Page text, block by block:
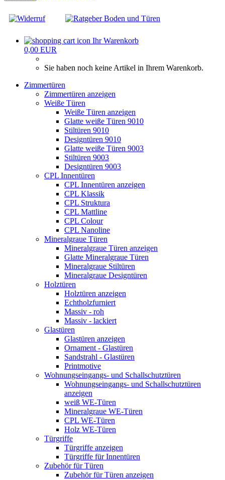
Ihr Warenkorb
0,00 EUR
Sie haben noch keine Artikel in Ihrem Warenkorb.
Zimmertüren
Zimmertüren anzeigen
Weiße Türen
Weiße Türen anzeigen
Glatte weiße Türen 9010
Stiltüren 9010
Designtüren 9010
Glatte weiße Türen 9003
Stiltüren 9003
Designtüren 9003
CPL Innentüren
CPL Innentüren anzeigen
CPL Klassik
CPL Struktura
CPL Mattline
CPL Colour
CPL Nanoline
Mineralgraue Türen
Mineralgraue Türen anzeigen
Glatte Mineralgraue Türen
Mineralgraue Stiltüren
Mineralgraue Designtüren
Holztüren
Holztüren anzeigen
Echtholzfurniert
Massiv - roh
Massiv - lackiert
Glastüren
Glastüren anzeigen
Ornament - Glastüren
Sandstrahl - Glastüren
Printmotive
Wohnungseingangs- und Schallschutztüren
Wohnungseingangs- und Schallschutztüren
anzeigen
weiß WE-Türen
Mineralgraue WE-Türen
CPL WE-Türen
Holz WE-Türen
Türgriffe
Türgriffe anzeigen
Türgriffe für Innentüren
Zubehör für Türen
Zubehör für Türen anzeigen